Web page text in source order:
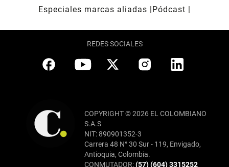
Especiales marcas aliadas
Pódcast
REDES SOCIALES
COPYRIGHT © 2026 EL COLOMBIANO
S.A.S
NIT: 890901352-3
Carrera 48 N° 30 Sur - 119, Envigado,
Antioquia, Colombia.
CONMUTADOR:(57) (604) 3315252